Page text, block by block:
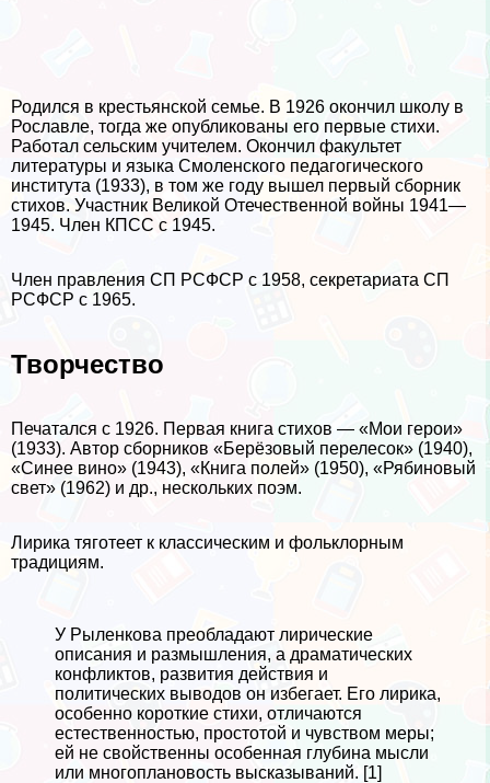
Родился в крестьянской семье. В 1926 окончил школу в
Рославле, тогда же опубликованы его первые стихи.
Работал сельским учителем. Окончил факультет
литературы и языка Смоленского педагогического
института (1933), в том же году вышел первый сборник
стихов. Участник Великой Отечественной войны 1941—
1945. Члeн КПСС с 1945.
Члeн правления СП РСФСР с 1958, секретариата СП
РСФСР с 1965.
Творчество
Печатался с 1926. Первая книга стихов — «Мои герои»
(1933). Автор сборников «Берёзовый перелесок» (1940),
«Синее вино» (1943), «Книга полей» (1950), «Рябиновый
свет» (1962) и др., нескольких поэм.
Лирика тяготеет к классическим и фольклорным
традициям.
У Рыленкова преобладают лирические
описания и раз­мышления, а драматических
конфликтов, развития действия и
политических выводов он избе­гает. Его лирика,
особенно короткие стихи, от­личаются
естественностью, простотой и чувст­вом меры;
ей не свойственны особенная глуби­на мысли
или многоплановость высказываний. [1]